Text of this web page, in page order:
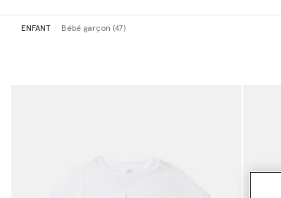
ENFANT Bébé garçon (47)